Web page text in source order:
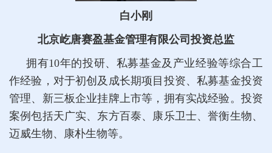
白小刚
北京屹唐赛盈基金管理有限公司投资总监
拥有10年的投研、私募基金及产业经验等综合工
作经验，对于初创及成长期项目投资、私募基金投资
管理、新三板企业挂牌上市等，拥有实战经验。投资
案例包括天广实、东方百泰、康乐卫士、誉衡生物、
迈威生物、康朴生物等。